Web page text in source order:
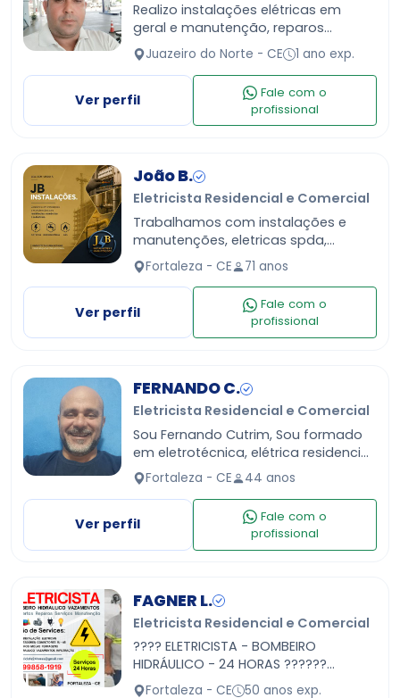
Realizo instalações elétricas em
geral e manutenção, reparos
hidráulico, cabeamento estrutural
como internet câmera e telefonia
Juazeiro do Norte - CE 1 ano exp.
Ver perfil
Fale com o
profissional
João B.
Eletricista Residencial e Comercial
Trabalhamos com instalações e
manutenções, eletricas spda,
hidrosanitarias e gás entre outros
tipos de serviços, consulte-nos.
Fortaleza - CE 71 anos
Ver perfil
Fale com o
profissional
FERNANDO C.
Eletricista Residencial e Comercial
Sou Fernando Cutrim, Sou formado
em eletrotécnica, elétrica residencial
e comandos elétricos. Atuo na área
a mais de 15 de anos. Trabalho,
limpo e com ga…
Fortaleza - CE 44 anos
Ver perfil
Fale com o
profissional
FAGNER L.
Eletricista Residencial e Comercial
???? ELETRICISTA - BOMBEIRO
HIDRÁULICO - 24 HORAS ??????
FORTALEZA - REGIÃO - CEARÁ ??? (85)
Fortaleza - CE 50 anos exp.